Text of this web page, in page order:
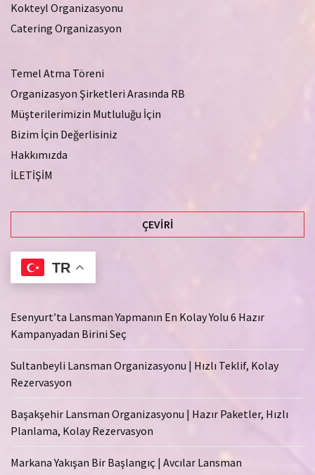
Kokteyl Organizasyonu
Catering Organizasyon
Temel Atma Töreni
Organizasyon Şirketleri Arasında RB
Müşterilerimizin Mutluluğu İçin
Bizim İçin Değerlisiniz
Hakkımızda
İLETİŞİM
ÇEVIRI
TR
Esenyurt’ta Lansman Yapmanın En Kolay Yolu 6 Hazır
Kampanyadan Birini Seç
Sultanbeyli Lansman Organizasyonu | Hızlı Teklif, Kolay
Rezervasyon
Başakşehir Lansman Organizasyonu | Hazır Paketler, Hızlı
Planlama, Kolay Rezervasyon
Markana Yakışan Bir Başlangıç | Avcılar Lansman